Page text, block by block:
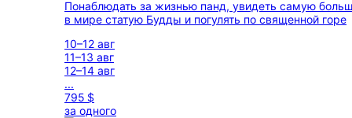
Понаблюдать за жизнью панд, увидеть самую
в мире статую Будды и погулять по священной горе
10–12 авг
11–13 авг
12–14 авг
...
795 $
за одного